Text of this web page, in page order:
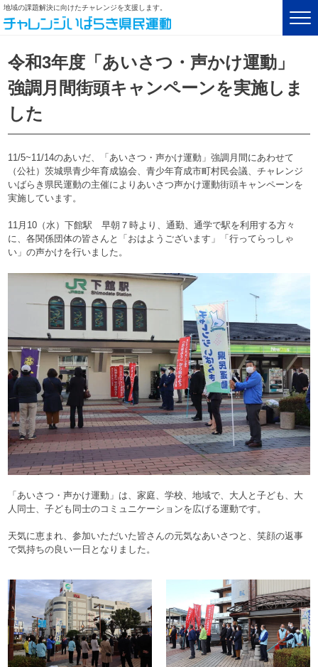
地域の課題解決に向けたチャレンジを支援します。
令和3年度「あいさつ・声かけ運動」
強調月間街頭キャンペーンを実施しま
した
11/5~11/14のあいだ、「あいさつ・声かけ運動」強調月間にあわせて
（公社）茨城県青少年育成協会、青少年育成市町村民会議、チャレンジ
いばらき県民運動の主催によりあいさつ声かけ運動街頭キャンペーンを
実施しています。
11月10（水）下館駅 早朝７時より、通勤、通学で駅を利用する方々
に、各関係団体の皆さんと「おはようございます」「行ってらっしゃ
い」の声かけを行いました。
「あいさつ・声かけ運動」は、家庭、学校、地域で、大人と子ども、大
人同士、子ども同士のコミュニケーションを広げる運動です。
天気に恵まれ、参加いただいた皆さんの元気なあいさつと、笑顔の返事
で気持ちの良い一日となりました。